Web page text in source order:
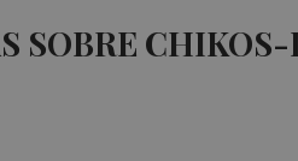
SOBRE